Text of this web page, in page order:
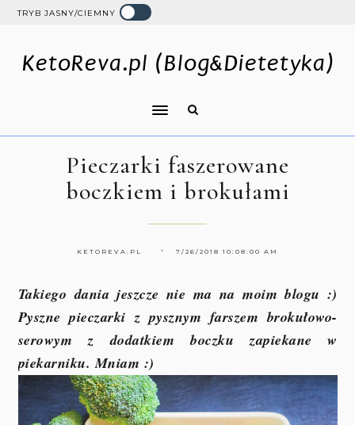
TRYB JASNY/CIEMNY
KetoReva.pl (Blog&Dietetyka)
Pieczarki faszerowane
boczkiem i brokułami
KETOREVA.PL 7/26/2018 10:08:00 AM
Takiego dania jeszcze nie ma na moim blogu :)
Pyszne pieczarki z pysznym farszem brokułowo-
serowym z dodatkiem boczku zapiekane w
piekarniku. Mniam :)